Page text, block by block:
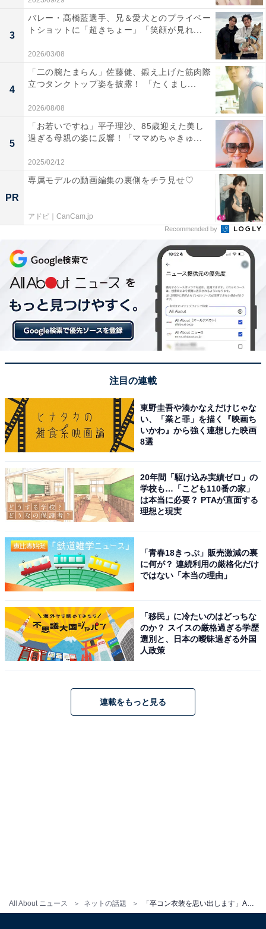
All About ニュース ネットの話題
3
バレー・髙橋藍選手、兄＆愛犬とのプライベー
トショットに「超きちょー」「笑顔が見れ...
2026/03/08
4
「二の腕たまらん」佐藤健、鍛え上げた筋肉際
立つタンクトップ姿を披露！ 「たくまし...
2026/08/08
5
「お若いですね」平子理沙、85歳迎えた美し
過ぎる母親の姿に反響！「ママめちゃきゅ...
2025/02/12
PR
専属モデルの動画編集の裏側をチラ見せ♡
アドビ｜CanCam.jp
Recommended by
注目の連載
東野圭吾や湊かなえだけじゃな
い、「業と罪」を描く『映画ち
いかわ』から強く連想した映画
8選
20年間「駆け込み実績ゼロ」の
学校も…「こども110番の家」
は本当に必要？ PTAが直面する
理想と現実
「青春18きっぷ」販売激減の裏
に何が？ 連続利用の厳格化だけ
ではない「本当の理由」
「移民」に冷たいのはどっちな
のか？ スイスの厳格過ぎる学歴
選別と、日本の曖昧過ぎる外国
人政策
連載をもっと見る